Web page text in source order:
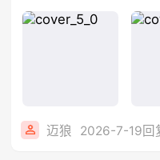
迈狼 2026-7-19回